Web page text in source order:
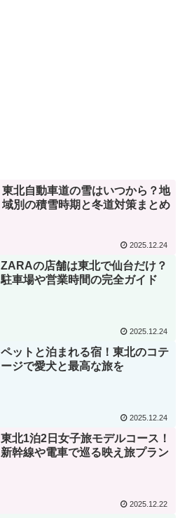
東北自動車道の雪はいつから？地
域別の積雪時期と冬道対策まとめ
2025.12.24
ZARAの店舗は東北で仙台だけ？
駐車場や営業時間の完全ガイド
2025.12.24
ペットと泊まれる宿！東北のコテ
ージで愛犬と最高な旅を
2025.12.24
東北1泊2日女子旅モデルコース！
新幹線や電車で巡る映え旅プラン
2025.12.22